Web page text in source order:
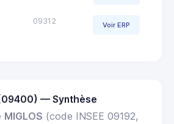
09312 Voir ERP
(09400) — Synthèse
MIGLOS (code INSEE 09192,